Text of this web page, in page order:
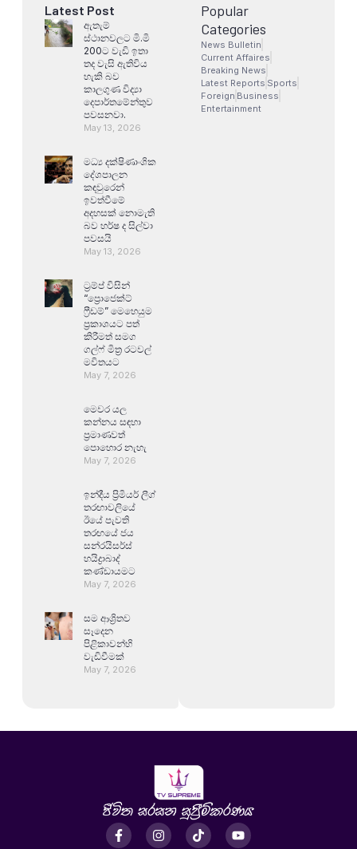
Latest Post
ඇතැම්
ස්ථානවලට මි.මි
200ට වැඩි ඉතා
තද වැසි ඇතිවිය
හැකි බව
කාලගුණ විද්‍යා
දෙපාර්තමේන්තුව
පවසනවා.
May 13, 2026
මධ්‍ය දක්ෂිණාංශික
දේශපාලන
කඳවුරෙන්
ඉවත්වීමේ
අදහසක් නොමැති
බව හර්ෂ ද සිල්වා
පවසයි
May 13, 2026
ට්‍රම්ප් විසින්
“ප්‍රොජෙක්ට්
ෆ්‍රීඩම්” මෙහෙයුම
ප්‍රකාශයට පත්
කිරීමත් සමග
ගල්ෆ් මිත්‍ර රටවල්
මවිතයට
May 7, 2026
මෙවර යල
කන්නය සඳහා
ප්‍රමාණවත්
පොහොර නැහැ
May 7, 2026
ඉන්දීය ප්‍රිමියර් ලීග්
තරඟාවලියේ
ඊයේ පැවති
තරඟයේ ජය
සන්රයිසර්ස්
හයිද්‍රාබාද්
කණ්ඩායමට
May 7, 2026
සම ආශ්‍රිතව
සෑදෙන
පිළිකාවන්හි
වැඩිවීමක්
May 7, 2026
Popular
Categories
News Bulletin
Current Affaires
Breaking News
Latest Reports Sports
Foreign Business
Entertainment